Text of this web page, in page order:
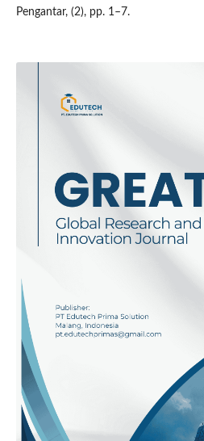
Pengantar, (2), pp. 1–7.